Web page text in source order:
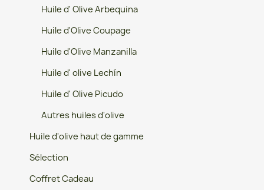
Huile d' Olive Arbequina
Huile d'Olive Coupage
Huile d'Olive Manzanilla
Huile d' olive Lechín
Huile d' Olive Picudo
Autres huiles d'olive
Huile d'olive haut de gamme
Sélection
Coffret Cadeau